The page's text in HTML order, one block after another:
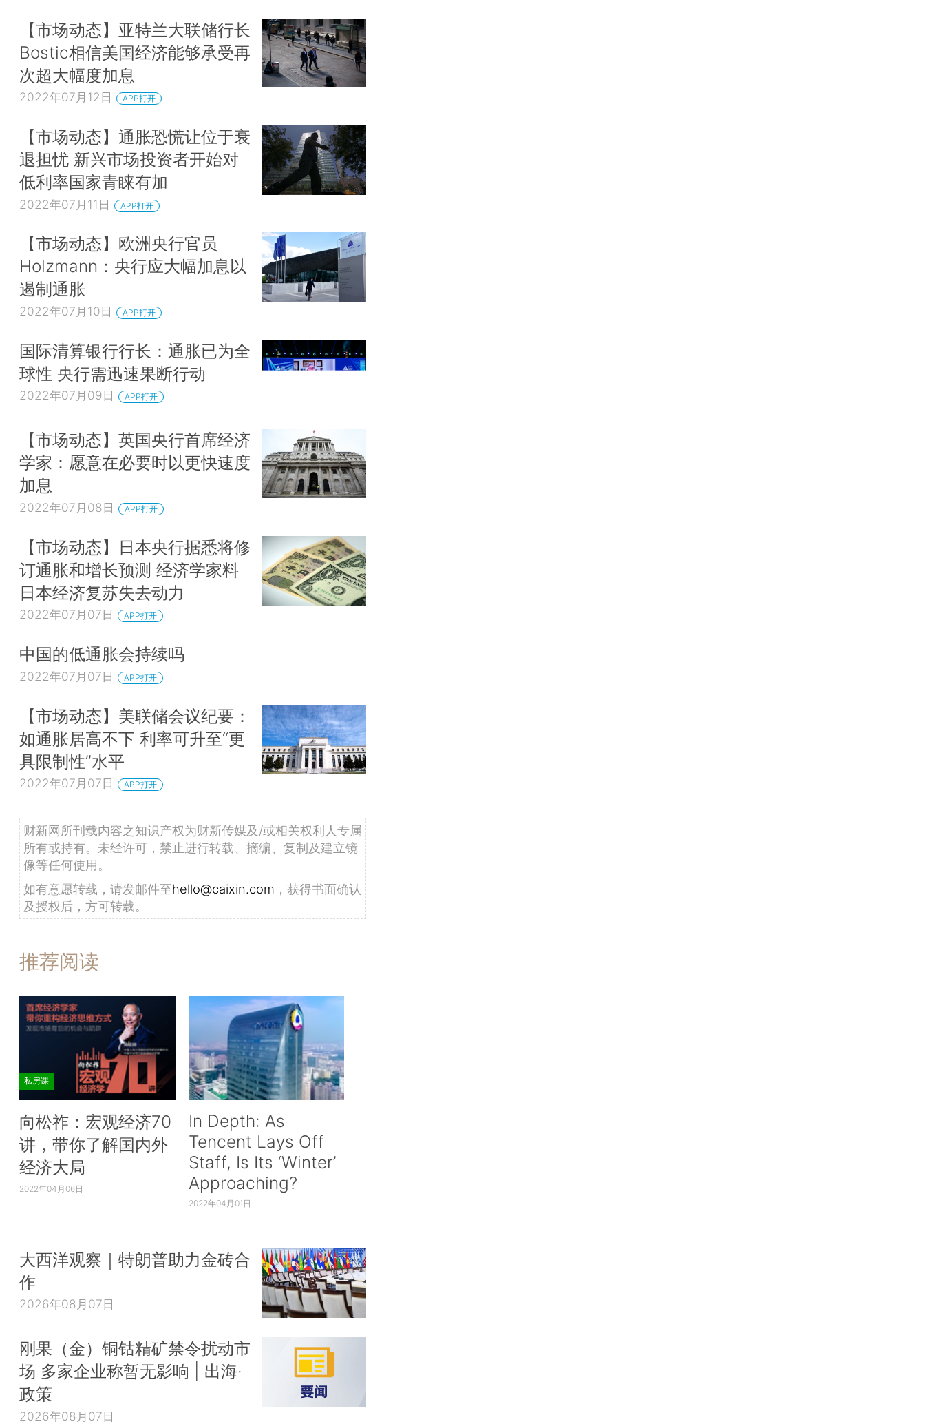
【市场动态】亚特兰大联储行长
Bostic相信美国经济能够承受再
次超大幅度加息
2022年07月12日 APP打开
【市场动态】通胀恐慌让位于衰
退担忧 新兴市场投资者开始对
低利率国家青睐有加
2022年07月11日 APP打开
【市场动态】欧洲央行官员
Holzmann：央行应大幅加息以
遏制通胀
2022年07月10日 APP打开
国际清算银行行长：通胀已为全
球性 央行需迅速果断行动
2022年07月09日 APP打开
【市场动态】英国央行首席经济
学家：愿意在必要时以更快速度
加息
2022年07月08日 APP打开
【市场动态】日本央行据悉将修
订通胀和增长预测 经济学家料
日本经济复苏失去动力
2022年07月07日 APP打开
中国的低通胀会持续吗
2022年07月07日 APP打开
【市场动态】美联储会议纪要：
如通胀居高不下 利率可升至“更
具限制性”水平
2022年07月07日 APP打开
财新网所刊载内容之知识产权为财新传媒及/或相关权利人专属
所有或持有。未经许可，禁止进行转载、摘编、复制及建立镜
像等任何使用。
如有意愿转载，请发邮件至hello@caixin.com ，获得书面确认
及授权后，方可转载。
推荐阅读
私房课
向松祚：宏观经济70
讲，带你了解国内外
经济大局
2022年04月06日
In Depth: As
Tencent Lays Off
Staff, Is Its ‘Winter’
Approaching?
2022年04月01日
大西洋观察｜特朗普助力金砖合
作
2026年08月07日
刚果（金）铜钴精矿禁令扰动市
场 多家企业称暂无影响 | 出海·
政策
2026年08月07日